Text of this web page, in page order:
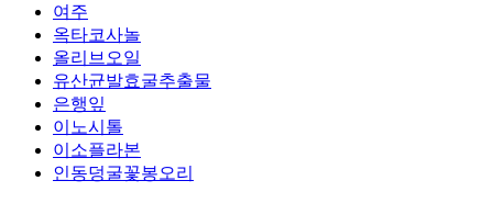
여주
옥타코사놀
올리브오일
유산균발효굴추출물
은행잎
이노시톨
이소플라본
인동덩굴꽃봉오리